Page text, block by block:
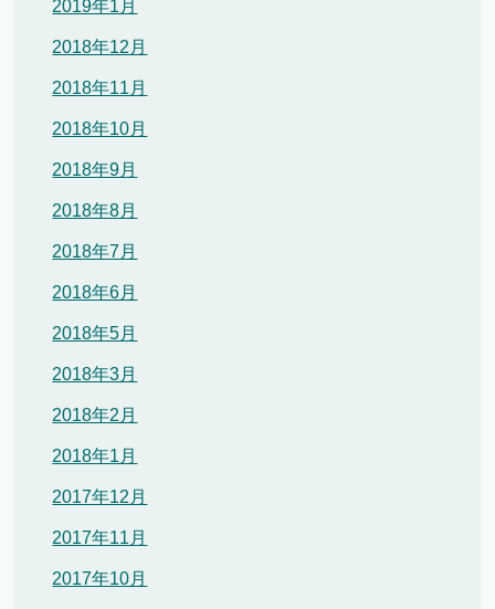
2019年1月
2018年12月
2018年11月
2018年10月
2018年9月
2018年8月
2018年7月
2018年6月
2018年5月
2018年3月
2018年2月
2018年1月
2017年12月
2017年11月
2017年10月